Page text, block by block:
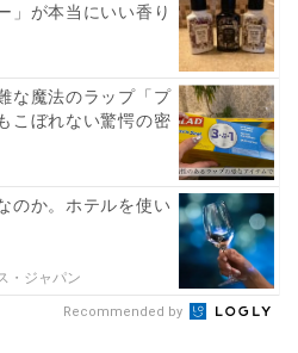
」が本当にいい香り
な魔法のラップ「プ
こぼれない驚愕の密
のか。ホテルを使い
・ジャパン
Recommended by